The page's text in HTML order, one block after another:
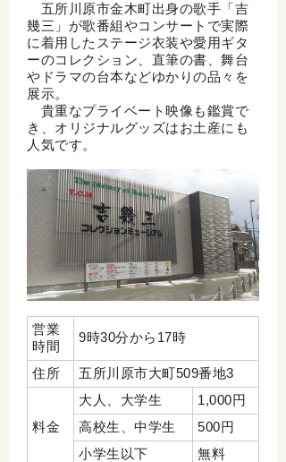
五所川原市金木町出身の歌手「吉
幾三」が歌番組やコンサートで実際
に着用したステージ衣装や愛用ギタ
ーのコレクション、直筆の書、舞台
やドラマの台本などゆかりの品々を
展示。
貴重なプライベート映像も鑑賞で
き、オリジナルグッズはお土産にも
人気です。
営業
時間
9時30分から17時
住所 五所川原市大町509番地3
料金
大人、大学生
1,000円
高校生、中学生
500円
小学生以下
無料